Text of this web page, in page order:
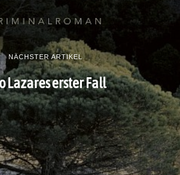
NÄCHSTER ARTIKEL
Lazares erster Fall